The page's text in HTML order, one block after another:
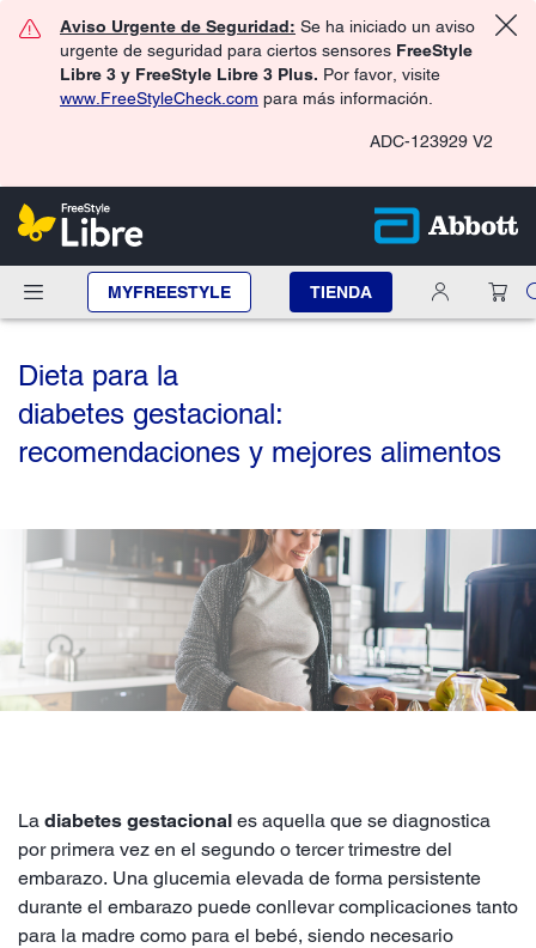
Aviso Urgente de Seguridad: Se ha iniciado un aviso
urgente de seguridad para ciertos sensores FreeStyle
Libre 3 y FreeStyle Libre 3 Plus. Por favor, visite
www.FreeStyleCheck.com para más información.
ADC-123929 V2
MYFREESTYLE TIENDA
Dieta para la
diabetes gestacional:
recomendaciones y mejores alimentos
La diabetes gestacional es aquella que se diagnostica
por primera vez en el segundo o tercer trimestre del
embarazo. Una glucemia elevada de forma persistente
durante el embarazo puede conllevar complicaciones tanto
para la madre como para el bebé, siendo necesario